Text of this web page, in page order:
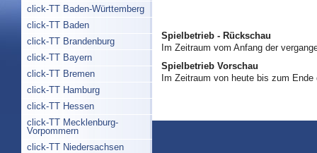
click-TT Baden-Württemberg
click-TT Baden
click-TT Brandenburg
click-TT Bayern
click-TT Bremen
click-TT Hamburg
click-TT Hessen
click-TT Mecklenburg-
Vorpommern
click-TT Niedersachsen
Spielbetrieb - Rückschau
Im Zeitraum vom Anfang der
Spielbetrieb Vorschau
Im Zeitraum von heute bis zum